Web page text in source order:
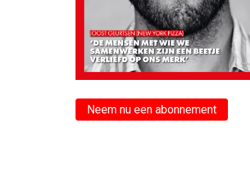
Neem nu een abonnement